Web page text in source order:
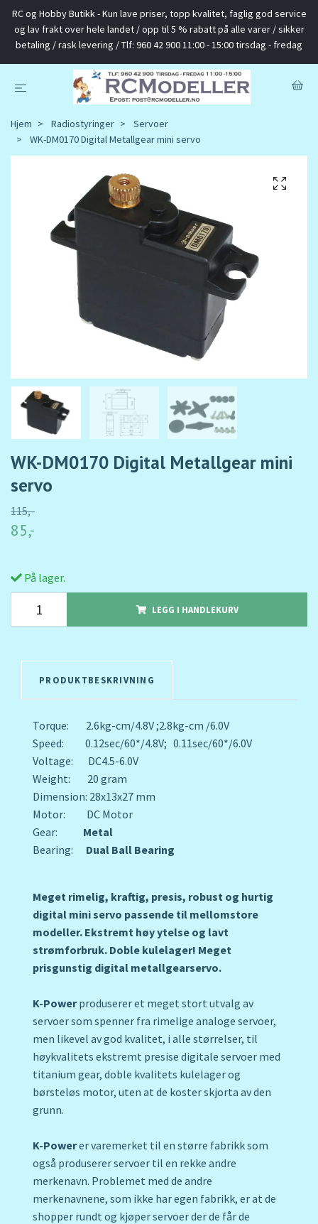
RC og Hobby Butikk - Kun lave priser, topp kvalitet, faglig god service
og lav frakt over hele landet / opp til 5 % rabatt på alle varer / sikker
betaling / rask levering / Tlf: 960 42 900 11:00 - 15:00 tirsdag - fredag
Hjem Radiostyringer
Servoer
WK-DM0170 Digital Metallgear mini servo
WK-DM0170 Digital Metallgear mini
servo
115,-
85,-
På lager.
LEGG I HANDLEKURV
PRODUKTBESKRIVNING
Torque: 2.6kg-cm/4.8V ;2.8kg-cm /6.0V
Speed: 0.12sec/60*/4.8V; 0.11sec/60*/6.0V
Voltage: DC4.5-6.0V
Weight: 20 gram
Dimension: 28x13x27 mm
Motor: DC Motor
Gear: Metal
Bearing: Dual Ball Bearing
Meget rimelig, kraftig, presis, robust og hurtig
digital mini servo passende til mellomstore
modeller. Ekstremt høy ytelse og lavt
strømforbruk. Doble kulelager! Meget
prisgunstig digital metallgearservo.
K-Powerproduserer et meget stort utvalg av
servoer som spenner fra rimelige analoge servoer,
men likevel av god kvalitet, i alle størrelser, til
høykvalitets ekstremt presise digitale servoer med
titanium gear, doble kvalitets kulelager og
børsteløs motor, uten at de koster skjorta av den
grunn.
K-Powerer varemerket til en større fabrikk som
også produserer servoer til en rekke andre
merkenavn. Problemet med de andre
merkenavnene, som ikke har egen fabrikk, er at de
shopper rundt og kjøper servoer der de får de